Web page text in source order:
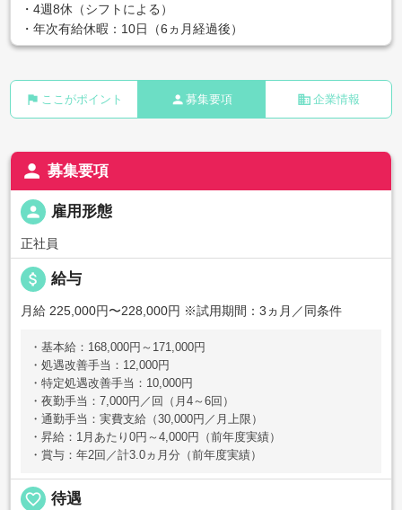
・4週8休（シフトによる）
・年次有給休暇：10日（6ヵ月経過後）
flag ここがポイント person 募集要項 business 企業情報
person 募集要項
person 雇用形態
正社員
attach_money 給与
月給 225,000円〜228,000円 ※試用期間：3ヵ月／同条件
・基本給：168,000円～171,000円
・処遇改善手当：12,000円
・特定処遇改善手当：10,000円
・夜勤手当：7,000円／回（月4～6回）
・通勤手当：実費支給（30,000円／月上限）
・昇給：1月あたり0円～4,000円（前年度実績）
・賞与：年2回／計3.0ヵ月分（前年度実績）
favorite_border 待遇